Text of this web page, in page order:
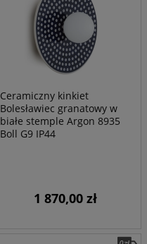
Ceramiczny kinkiet
Bolesławiec granatowy w
białe stemple Argon 8935
Boll G9 IP44
1 870,00 zł